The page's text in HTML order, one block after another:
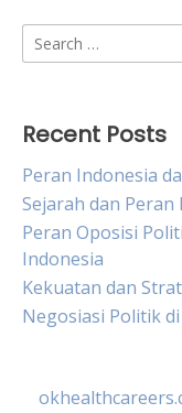
Search
for:
Recent Posts
Peran Indonesia
Sejarah dan
Peran Oposisi
Indonesia
Kekuatan dan
Negosiasi Politik